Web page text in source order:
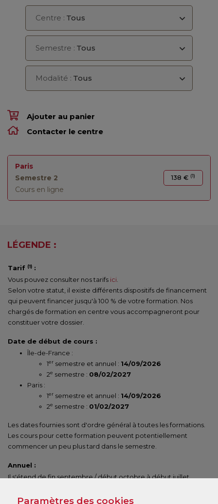
Centre : Tous
Semestre : Tous
Modalité : Tous
Ajouter au panier
Contacter le centre
Paris
Semestre 2
Cours en ligne
138 € (1)
LÉGENDE :
Tarif (1) :
Vous pouvez consulter nos tarifs ici
Selon votre statut, il existe différents dispositifs de financement
qui peuvent financer jusqu'à 100 % de votre formation. Nos
chargés de formation en centre vous accompagneront pour
constituer votre dossier.
Date de début de cours :
Île-de-France :
1er semestre et annuel : 14/09/2026
2e semestre : 08/02/2027
Paris :
1er semestre et annuel : 14/09/2026
2e semestre : 01/02/2027
Les dates fournies sont d'ordre général à toutes les formations.
Les cours pour cette formation peuvent potentiellement
commencer un peu plus tard dans le semestre.
Annuel :
Il s'étend de fin septembre / début octobre à début juillet
Paramètres des cookies